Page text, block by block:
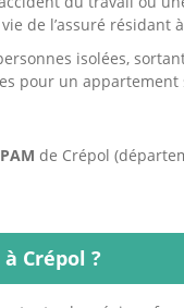
de l’assuré résidant
isolées,
pour un
de Crépol
Crépol ?